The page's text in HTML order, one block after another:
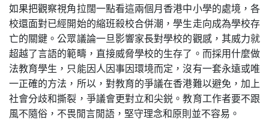
如果把觀察視角拉闊一點看這兩個月香港中小學的處境，各
校還面對已經開始的縮班殺校合併潮，學生走向成為學校存
亡的關鍵。公眾議論一旦影響家長對學校的觀感，其威力就
超越了言語的範疇，直接威脅學校的生存了。而採用什麼做
法教育學生，只能因人因事因環境而定，沒有一套永遠或唯
一正確的方法，所以，對教育的爭議在香港難以避免，加上
社會分歧和撕裂，爭議會更對立和尖鋭。教育工作者要不跟
風不隨俗，不畏閒言閒語，堅守理念和原則並不容易。